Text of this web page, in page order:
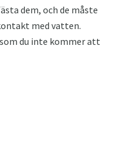
dem, och de måste
med vatten.
du inte kommer att